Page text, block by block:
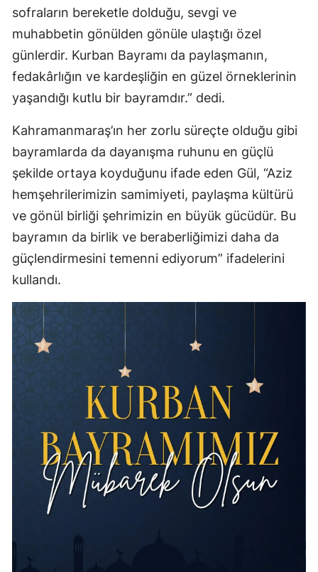
sofraların bereketle dolduğu, sevgi ve
muhabbetin gönülden gönüle ulaştığı özel
günlerdir. Kurban Bayramı da paylaşmanın,
fedakârlığın ve kardeşliğin en güzel örneklerinin
yaşandığı kutlu bir bayramdır.” dedi.
Kahramanmaraş’ın her zorlu süreçte olduğu gibi
bayramlarda da dayanışma ruhunu en güçlü
şekilde ortaya koyduğunu ifade eden Gül, “Aziz
hemşehrilerimizin samimiyeti, paylaşma kültürü
ve gönül birliği şehrimizin en büyük gücüdür. Bu
bayramın da birlik ve beraberliğimizi daha da
güçlendirmesini temenni ediyorum” ifadelerini
kullandı.